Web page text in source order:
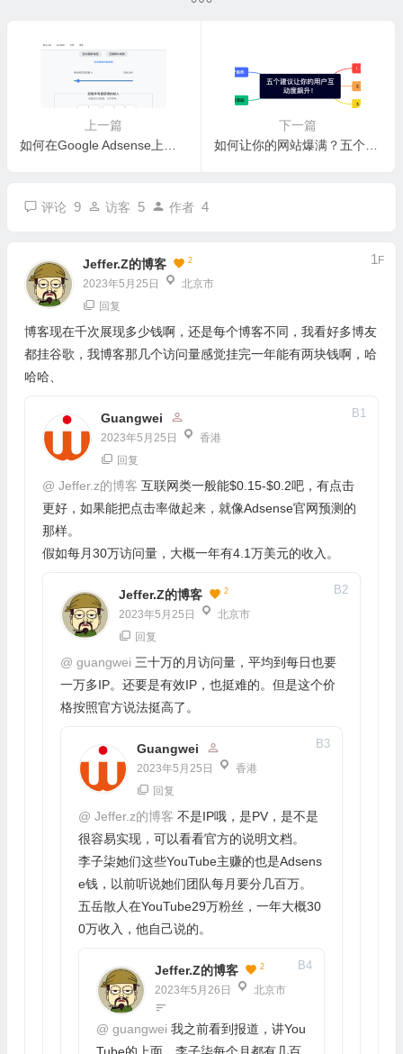
上一篇
下一篇
评论 9 访客 5 作者 4
Jeffer.z的博客 2
2023年5月25日 北京市
1 F
回复
博客现在千次展现多少钱啊，还是每个博客不同，我看好多博友
都挂谷歌，我博客那几个访问量感觉挂完一年能有两块钱啊，哈
哈哈、
Guangwei
2023年5月25日 香港
B1
回复
@ Jeffer.z的博客 互联网类一般能$0.15-$0.2吧，有点击
更好，如果能把点击率做起来，就像Adsense官网预测的
那样。
假如每月30万访问量，大概一年有4.1万美元的收入。
Jeffer.z的博客 2
2023年5月25日 北京市
B2
回复
@ guangwei 三十万的月访问量，平均到每日也要
一万多IP。还要是有效IP，也挺难的。但是这个价
格按照官方说法挺高了。
Guangwei
2023年5月25日 香港
B3
回复
@ Jeffer.z的博客 不是IP哦，是PV，是不是
很容易实现，可以看看官方的说明文档。
李子柒她们这些YouTube主赚的也是Adsens
e钱，以前听说她们团队每月要分几百万。
五岳散人在YouTube29万粉丝，一年大概30
0万收入，他自己说的。
Jeffer.z的博客 2
2023年5月26日 北京市
B4
@ guangwei 我之前看到报道，讲You
Tube的上面，李子柒每个月都有几百